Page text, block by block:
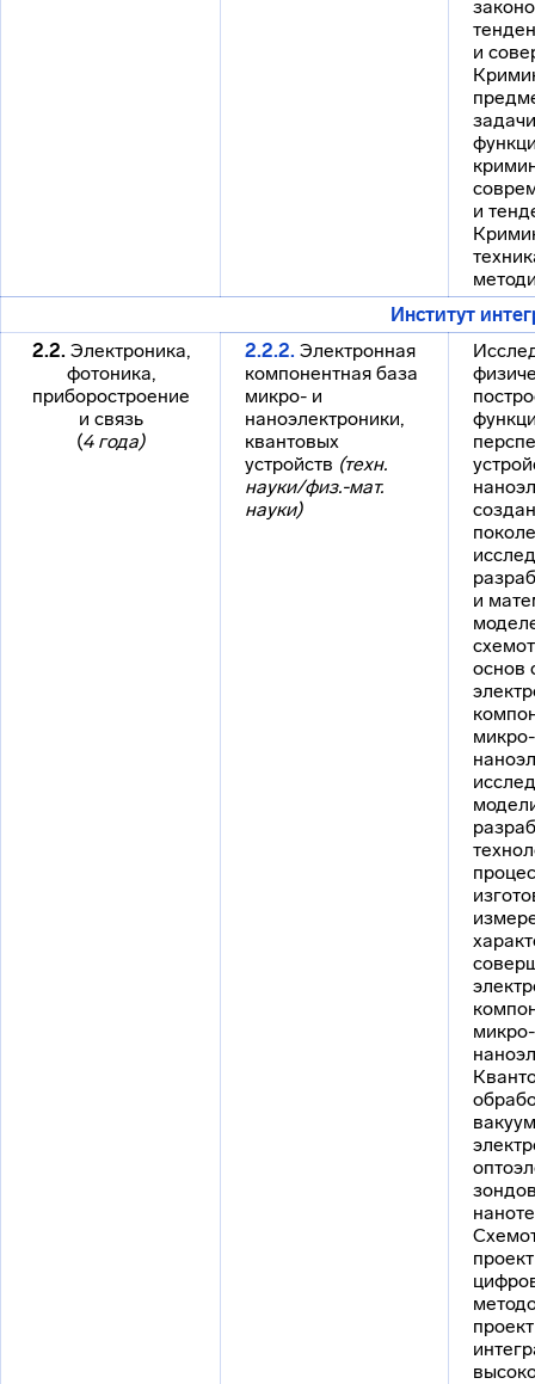
и
и
Институт
2.2. Электроника,
фотоника,
приборостроение
и связь
(4 года)
2.2.2. Электронная
компонентная база
микро- и
наноэлектроники,
квантовых
устройств (техн.
науки/физ.-мат.
науки)
и
основ